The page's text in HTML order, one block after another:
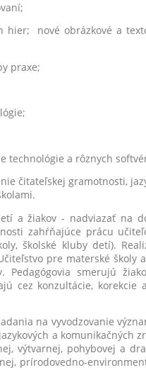
hier; nové obrázkové a
praxe;
technológie a rôznych
čitateľskej gramotnosti,
žiakov - nadviazať na
zahŕňajúce prácu
školské kluby detí).
pre materské školy
smerujú
cez konzultácie,
na vyvodzovanie
a komunikačných
výtvarnej, pohybovej a
prírodovedno-